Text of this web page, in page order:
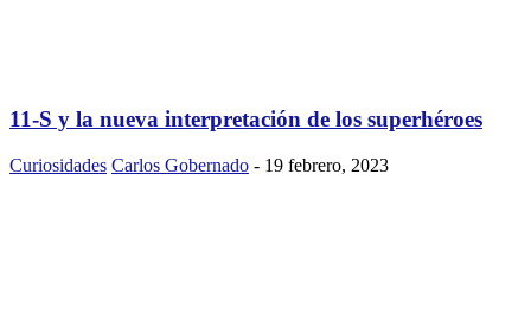
11-S y la nueva interpretación de los superhéroes
Curiosidades Carlos Gobernado - 19 febrero, 2023